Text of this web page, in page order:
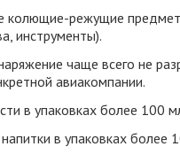
колющие-режущие
инструменты).
чаще всего не
авиакомпании.
в упаковках более 100
в упаковках более